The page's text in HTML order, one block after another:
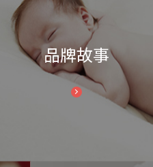
品牌故事